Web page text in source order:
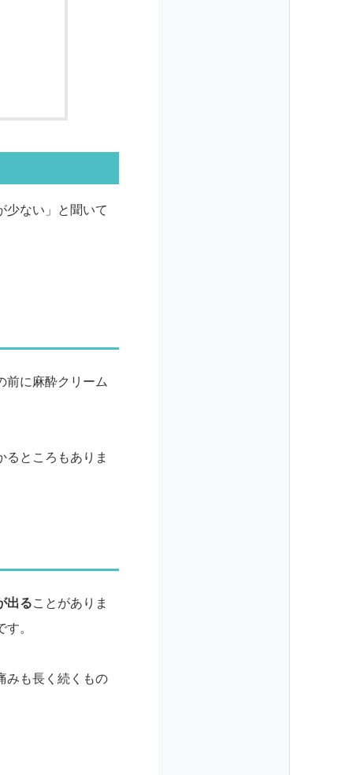
少ない」と聞いて
前に麻酔クリーム
ところもありま
出ることがありま
。
みも長く続くもの